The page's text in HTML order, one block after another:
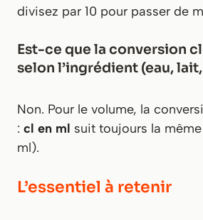
divisez par 10 pour passer de
Est-ce que la conversion
selon l’ingrédient (eau,
Non. Pour le volume, la
: cl en ml suit toujours la même
ml).
L’essentiel à retenir